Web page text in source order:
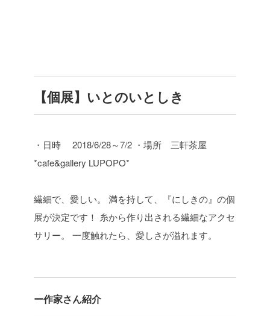
【個展】いとのいとしき
・日時 2018/6/28～7/2 ・場所 三軒茶屋
*cafe&gallery LUPOPO*
繊細で、愛しい。
満を持して、『にしきの』の個
展が決定です！ 糸から作り出される繊細なアクセ
サリー。
一度触れたら、愛しさが溢れます。
ー作家さん紹介